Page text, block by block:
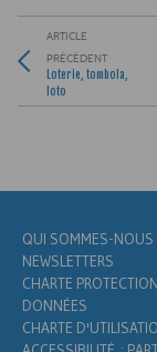
ARTICLE
PRÉCÉDENT
Loterie, tombola,
loto
QUI SOMMES-NOUS
NEWSLETTERS
CHARTE
DONNÉES
CHARTE